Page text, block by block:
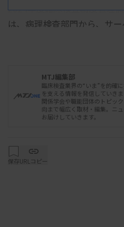
2024年度臨床検査精度管理
は、病理検査部門から、サ
参加施設の99.3％に当たる
集計した。一般病院が553
MTJ編集部
臨床検査業界の“いま”を的確
を支える情報を発信していき
関係学会や職能団体のトピッ
向まで幅広く取材・編集。ニ
お届けしていきます。
保存URLコピー